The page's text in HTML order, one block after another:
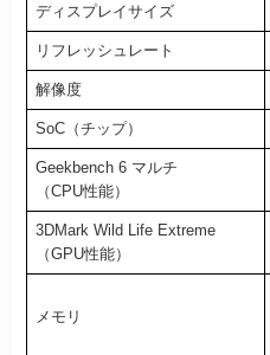
ディスプレイサイズ
リフレッシュレート
解像度
SoC（チップ）
Geekbench 6 マルチ
（CPU性能）
3DMark Wild Life Extreme
（GPU性能）
メモリ